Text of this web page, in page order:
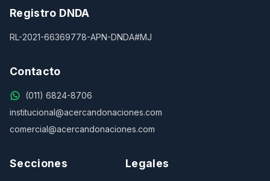
Registro DNDA
RL-2021-66369778-APN-DNDA#MJ
Contacto
(011) 6824-8706
institucional@acercandonaciones.com
comercial@acercandonaciones.com
Secciones Legales